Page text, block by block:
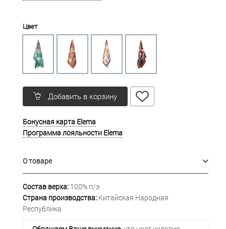
Цвет
Добавить в корзину
Бонусная карта Elema
Программа лояльности Elema
О товаре
Состав верха: 100% п/э
Страна производства: Китайская Народная
Республика